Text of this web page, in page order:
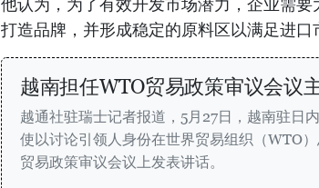
他认为，为了有效开发市场潜力，企业需
打造品牌，并形成稳定的原料区以满足进口
越南担任WTO贸易政策审议会议
越通社驻瑞士记者报道，5月27日，越南驻日
使以讨论引领人身份在世界贸易组织（WTO
贸易政策审议会议上发表讲话。